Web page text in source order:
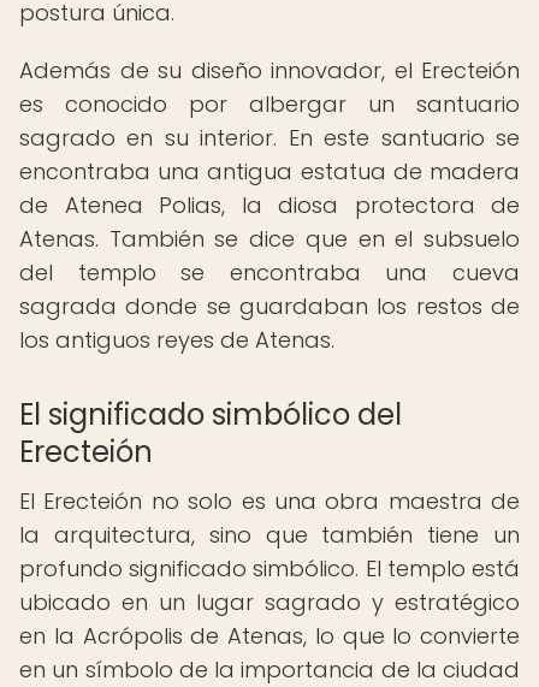
postura única.
Además de su diseño innovador, el Erecteión
es conocido por albergar un santuario
sagrado en su interior. En este santuario se
encontraba una antigua estatua de madera
de Atenea Polias, la diosa protectora de
Atenas. También se dice que en el subsuelo
del templo se encontraba una cueva
sagrada donde se guardaban los restos de
los antiguos reyes de Atenas.
El significado simbólico del
Erecteión
El Erecteión no solo es una obra maestra de
la arquitectura, sino que también tiene un
profundo significado simbólico. El templo está
ubicado en un lugar sagrado y estratégico
en la Acrópolis de Atenas, lo que lo convierte
en un símbolo de la importancia de la ciudad